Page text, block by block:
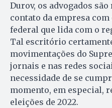
Durov, os advogados
contato da empresa
federal que lida com o
Tal escritório
movimentações do
jornais e nas redes
necessidade de se
momento, em especial,
eleições de 2022.